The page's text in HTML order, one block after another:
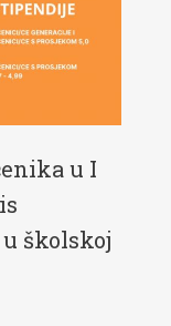
u I
školskoj